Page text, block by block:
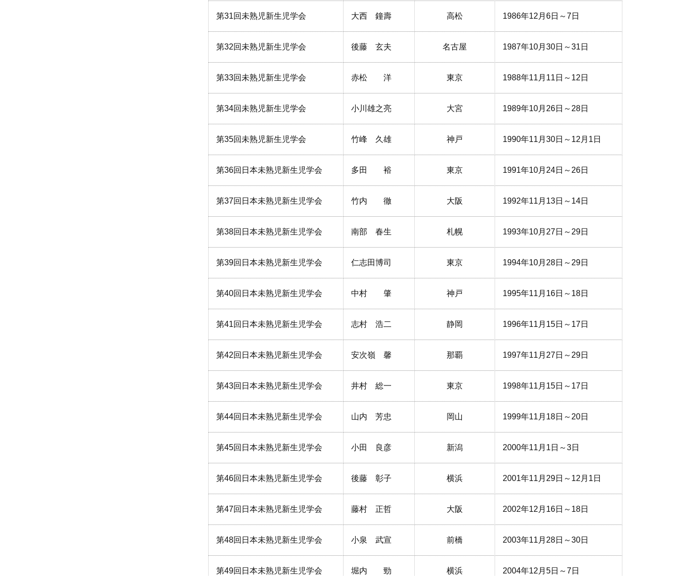
第31回未熟児新生児学会 大西 鐘壽 高松 1986年12月6日～7日
第32回未熟児新生児学会 後藤 玄夫 名古屋 1987年10月30日～31日
第33回未熟児新生児学会 赤松 洋 東京 1988年11月11日～12日
第34回未熟児新生児学会 小川雄之亮 大宮 1989年10月26日～28日
第35回未熟児新生児学会 竹峰 久雄 神戸 1990年11月30日～12月1日
第36回日本未熟児新生児学会 多田 裕 東京 1991年10月24日～26日
第37回日本未熟児新生児学会 竹内 徹 大阪 1992年11月13日～14日
第38回日本未熟児新生児学会 南部 春生 札幌 1993年10月27日～29日
第39回日本未熟児新生児学会 仁志田博司 東京 1994年10月28日～29日
第40回日本未熟児新生児学会 中村 肇 神戸 1995年11月16日～18日
第41回日本未熟児新生児学会 志村 浩二 静岡 1996年11月15日～17日
第42回日本未熟児新生児学会 安次嶺 馨 那覇 1997年11月27日～29日
第43回日本未熟児新生児学会 井村 総一 東京 1998年11月15日～17日
第44回日本未熟児新生児学会 山内 芳忠 岡山 1999年11月18日～20日
第45回日本未熟児新生児学会 小田 良彦 新潟 2000年11月1日～3日
第46回日本未熟児新生児学会 後藤 彰子 横浜 2001年11月29日～12月1日
第47回日本未熟児新生児学会 藤村 正哲 大阪 2002年12月16日～18日
第48回日本未熟児新生児学会 小泉 武宣 前橋 2003年11月28日～30日
第49回日本未熟児新生児学会 堀内 勁 横浜 2004年12月5日～7日